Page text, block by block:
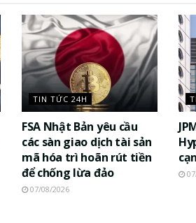
TIN TỨC 24H
FSA Nhật Bản yêu cầu
các sàn giao dịch tài sản
mã hóa trì hoãn rút tiền
để chống lừa đảo
07/08/2026